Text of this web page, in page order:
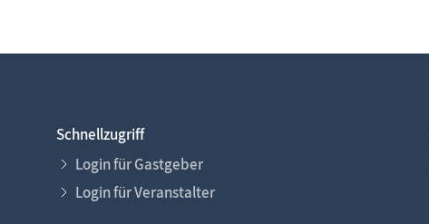
Schnellzugriff
Login für Gastgeber
Login für Veranstalter